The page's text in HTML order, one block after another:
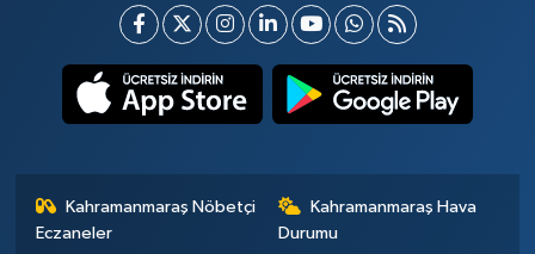
Kahramanmaraş Nöbetçi
Eczaneler
Kahramanmaraş Hava
Durumu